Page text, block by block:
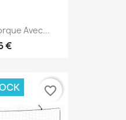
Avec...
€
favorite_border